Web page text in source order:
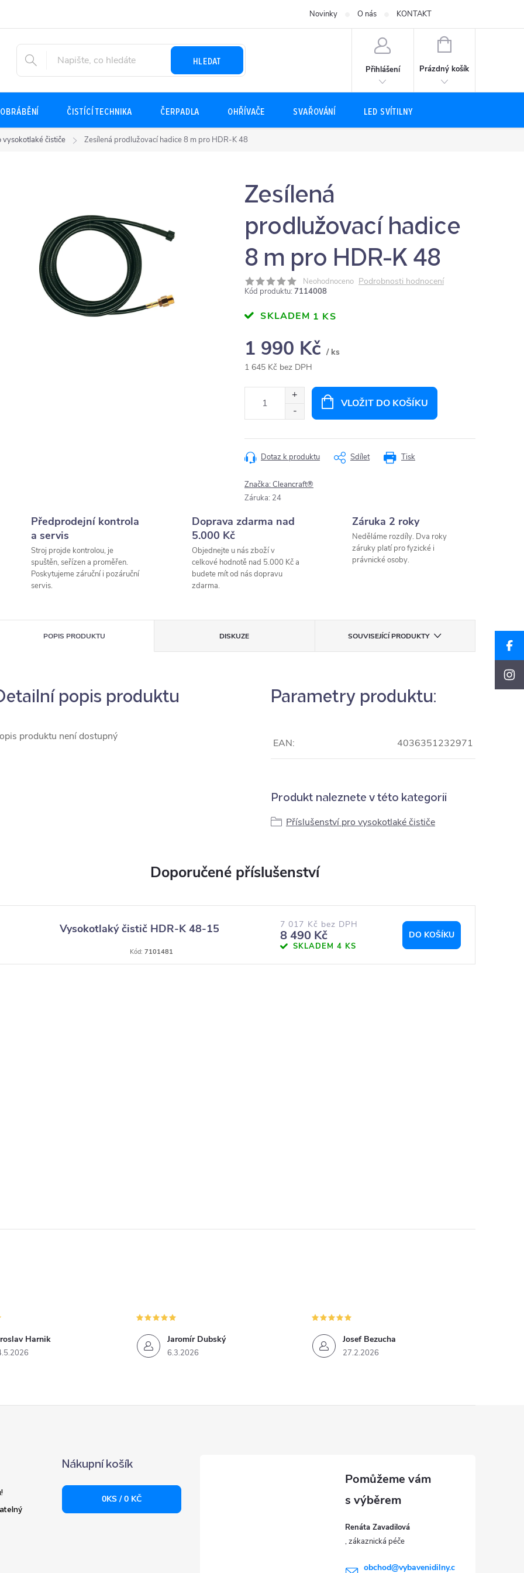
Novinky O nás KONTAKT
HLEDAT
Přihlášení
NÁKUPNÍ
Prázdný košík
ČISTÍCÍ TECHNIKA ČERPADLA OHŘÍVAČE SVAŘOVÁNÍ LED SVÍTILNY
vysokotlaké čističe Zesílená prodlužovací hadice 8 m pro HDR-K 48
Zesílená
prodlužovací hadice
8 m pro HDR-K 48
Neohodnoceno Podrobnosti hodnocení
Kód produktu: 7114008
SKLADEM 1 KS
1 990 Kč / ks
1 645 Kč bez DPH
VLOŽIT DO KOŠÍKU
Tisk
Dotaz k produktu Sdílet
Značka:Cleancraft®
Záruka: 24
Předprodejní kontrola
a servis
Stroj projde kontrolou, je
spuštěn, seřízen a proměřen.
Poskytujeme záruční i pozáruční
servis.
Doprava zdarma nad
5.000 Kč
Objednejte u nás zboží v
celkové hodnotě nad 5.000 Kč a
budete mít od nás dopravu
zdarma.
Záruka 2 roky
Neděláme rozdíly. Dva roky
záruky platí pro fyzické i
právnické osoby.
POPIS PRODUKTU DISKUZE SOUVISEJÍCÍ PRODUKTY
popis produktu
produktu není dostupný
Parametry produktu:
EAN: 4036351232971
Produkt naleznete v této kategorii
Příslušenství pro vysokotlaké čističe
Vysokotlaký čistič HDR-K 48-15 7 017 Kč bez DPH
8 490 Kč
SKLADEM4 KS
DO KOŠÍKU
Kód: 7101481
Harnik Jaromír Dubský
6.3.2026
Josef Bezucha
27.2.2026
Nákupní košík
0KS /0 KČ
Renáta Zavadilová
obchod@vybavenidilny.c